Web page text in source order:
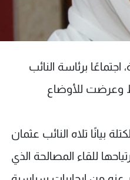
برئاسة النائب
وعرضت للأوضاع
بيانًا تلاه النائب عثمان
للقاء المصالحة الذي
معنا
الإسـتخدام
الخصوصية